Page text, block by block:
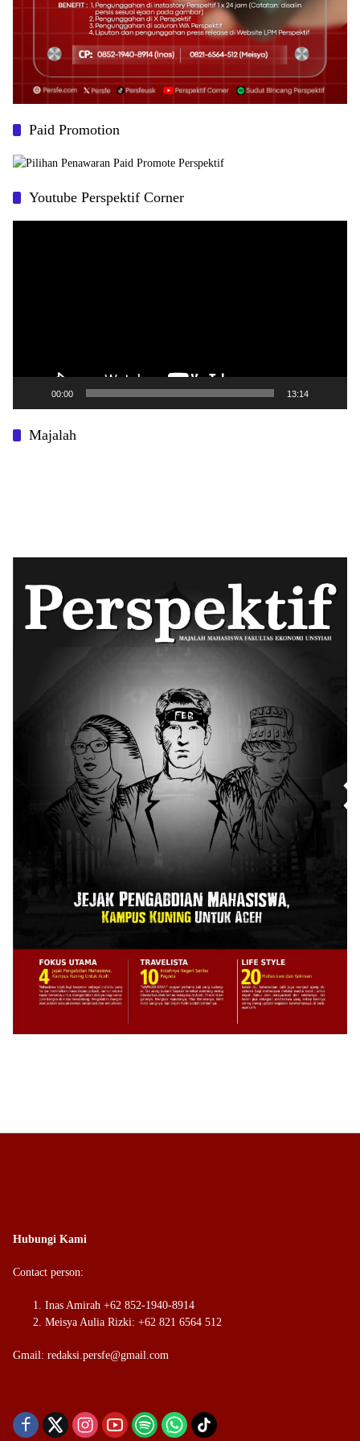
Paid Promotion
Youtube Perspektif Corner
00:00 13:14
Majalah
Hubungi Kami
Contact person:
Inas Amirah +62 852-1940-8914
Meisya Aulia Rizki: +62 821 6564 512
Gmail: redaksi.persfe@gmail.com